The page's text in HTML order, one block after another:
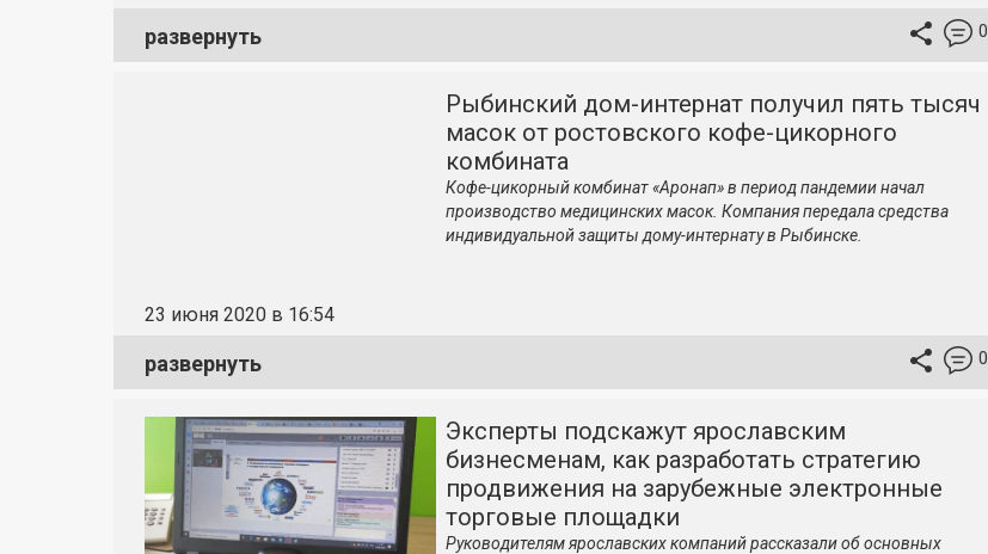
развернуть 0
23 июня 2020 в 16:54
Рыбинский дом-интернат получил пять тысяч
масок от ростовского кофе-цикорного
комбината
Кофе-цикорный комбинат «Аронап» в период пандемии начал
производство медицинских масок. Компания передала средства
индивидуальной защиты дому-интернату в Рыбинске.
развернуть 0
Эксперты подскажут ярославским
бизнесменам, как разработать стратегию
продвижения на зарубежные электронные
торговые площадки
Руководителям ярославских компаний рассказали об основных